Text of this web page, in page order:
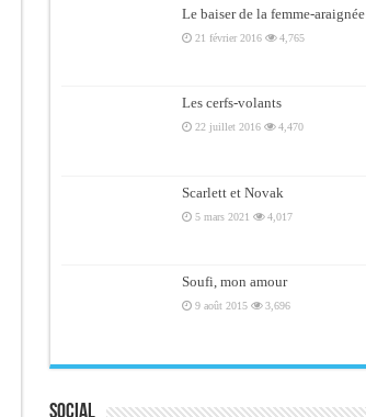
Le baiser de la femme-araignée
21 février 2016 4,765
Les cerfs-volants
22 juillet 2016 4,470
Scarlett et Novak
5 mars 2021 4,017
Soufi, mon amour
9 août 2015 3,696
Social